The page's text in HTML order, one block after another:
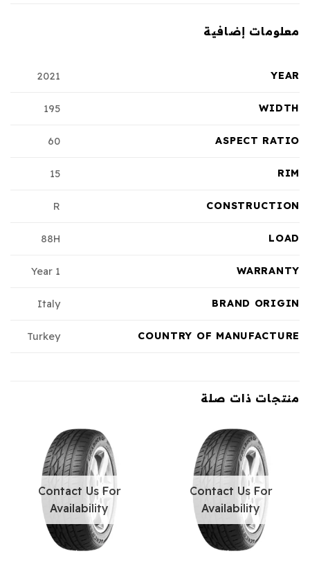
معلومات إضافية
YEAR
2021
WIDTH
195
ASPECT RATIO
60
RIM
15
CONSTRUCTION
R
LOAD
88H
WARRANTY
1 Year
BRAND ORIGIN
Italy
COUNTRY OF MANUFACTURE
Turkey
منتجات ذات صلة
Contact Us For
Availability
Contact Us For
Availability